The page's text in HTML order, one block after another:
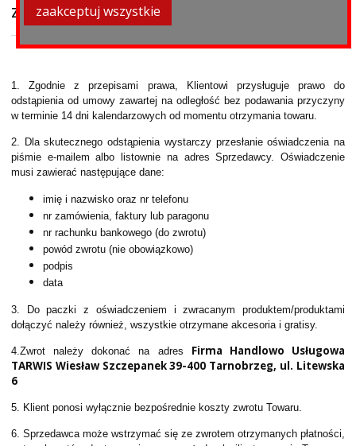
ZWROT I REKLAMACJE
1. Zgodnie z przepisami prawa, Klientowi przysługuje prawo do
odstąpienia od umowy zawartej na odległość bez podawania przyczyny
w terminie 14 dni kalendarzowych od momentu otrzymania towaru.
2. Dla skutecznego odstąpienia wystarczy przesłanie oświadczenia na
piśmie e-mailem albo listownie na adres Sprzedawcy. Oświadczenie
musi zawierać następujące dane:
imię i nazwisko oraz nr telefonu
nr zamówienia, faktury lub paragonu
nr rachunku bankowego (do zwrotu)
powód zwrotu (nie obowiązkowo)
podpis
data
3. Do paczki z oświadczeniem i zwracanym produktem/produktami
dołączyć należy również, wszystkie otrzymane akcesoria i gratisy.
4.Zwrot należy dokonać na adres Firma Handlowo Usługowa
TARWIS Wiesław Szczepanek 39-400 Tarnobrzeg, ul. Litewska
6
5. Klient ponosi wyłącznie bezpośrednie koszty zwrotu Towaru.
6. Sprzedawca może wstrzymać się ze zwrotem otrzymanych płatności,
zaakceptuj wszystkie